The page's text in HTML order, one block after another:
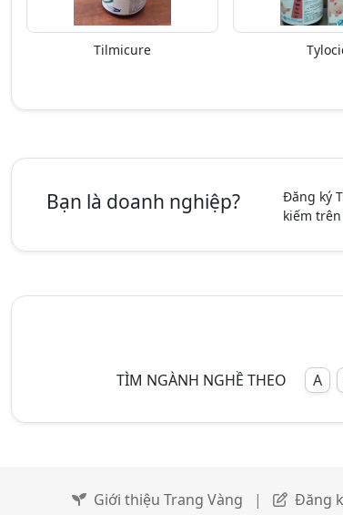
Tilmicure
Bạn là doanh nghiệp?
Đăng ký
kiếm
TÌM NGÀNH NGHỀ THEO A
Giới thiệu Trang Vàng | Đăng